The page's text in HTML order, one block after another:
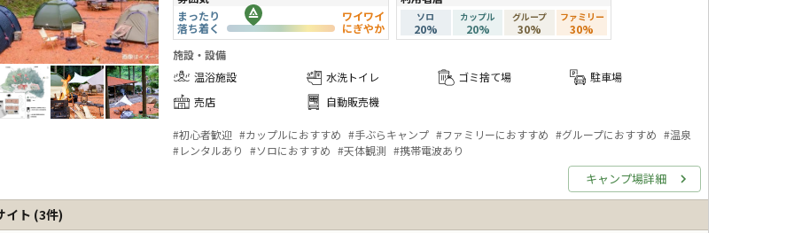
まったり
落ち着く
ワイワイ
にぎやか
ソロ
20%
カップル
20%
グループ
30%
ファミリー
30%
施設・設備
温浴施設
水洗トイレ ゴミ捨て場
駐車場
売店
自動販売機
#初心者歓迎 #カップルにおすすめ #手ぶらキャンプ #ファミリーにおすすめ #グループにおすすめ #温泉
#レンタルあり #ソロにおすすめ #天体観測 #携帯電波あり
キャンプ場詳細
イト (3件)